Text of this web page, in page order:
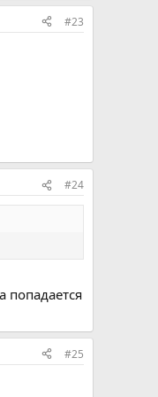
#23
#24
попадается
#25